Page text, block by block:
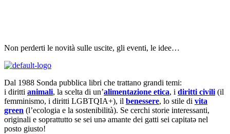
Non perderti le novità sulle uscite, gli eventi, le idee…
Dal 1988 Sonda pubblica libri che trattano grandi temi:
i diritti animali, la scelta di un’alimentazione etica, i diritti civili (il
femminismo, i diritti LGBTQIA+), il benessere, lo stile di vita
green (l’ecologia e la sostenibilità). Se cerchi storie interessanti,
originali e soprattutto se sei unə amante dei gatti sei capitatə nel
posto giusto!